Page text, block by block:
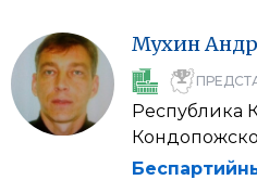
Мухин
Республика